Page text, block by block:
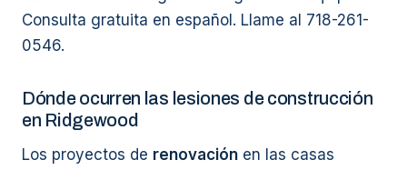
Consulta gratuita en español. Llame al 718-261-
0546.
Dónde ocurren las lesiones de construcción
en Ridgewood
Los proyectos de renovación en las casas